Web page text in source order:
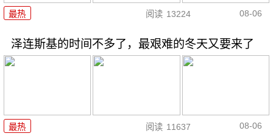
最热 阅读 13224 08-06
泽连斯基的时间不多了，最艰难的冬天又要来了
最热 阅读 11637 08-06